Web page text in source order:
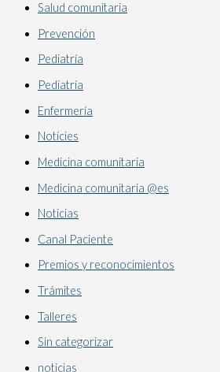
Salud comunitaria
Prevención
Pediatría
Pediatría
Enfermería
Notícies
Medicina comunitaria
Medicina comunitaria @es
Noticias
Canal Paciente
Premios y reconocimientos
Trámites
Talleres
Sin categorizar
noticias